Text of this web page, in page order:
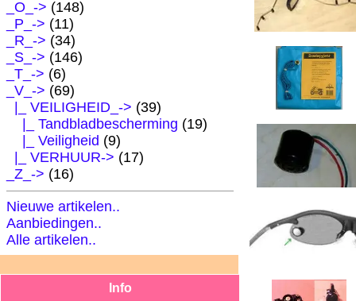
_O_-> (148)
_P_-> (11)
_R_-> (34)
_S_-> (146)
_T_-> (6)
_V_-> (69)
|_ VEILIGHEID_-> (39)
|_ Tandbladbescherming (19)
|_ Veiligheid (9)
|_ VERHUUR-> (17)
_Z_-> (16)
Nieuwe artikelen..
Aanbiedingen..
Alle artikelen..
Info